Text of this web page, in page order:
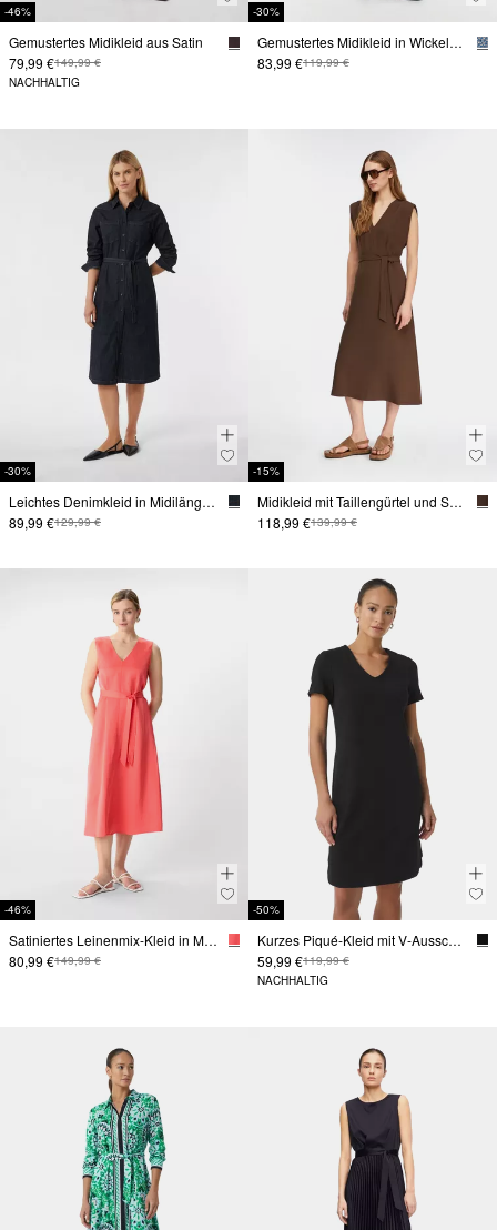
-46%
Gemustertes Midikleid aus Satin
79,99 €149,99 €
NACHHALTIG
-30%
Gemustertes Midikleid in Wickeloptik
83,99 €119,99 €
-30%
Leichtes Denimkleid in Midilänge mit Bindegürtel
89,99 €129,99 €
-15%
Midikleid mit Taillengürtel und Schulterpolstern
118,99 €139,99 €
-46%
Satiniertes Leinenmix-Kleid in Midilänge
80,99 €149,99 €
-50%
Kurzes Piqué-Kleid mit V-Ausschnitt und Taschen
59,99 €119,99 €
NACHHALTIG